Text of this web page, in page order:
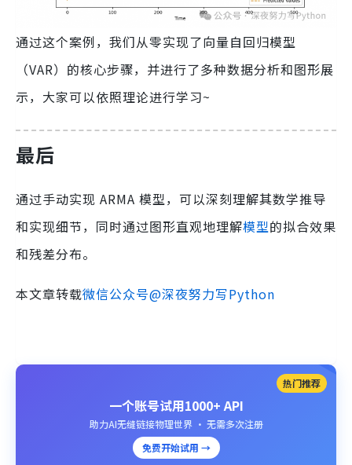
通过这个案例，我们从零实现了向量自回归模型
（VAR）的核心步骤，并进行了多种数据分析和图形展
示，大家可以依照理论进行学习~
最后
通过手动实现 ARMA 模型，可以深刻理解其数学推导
和实现细节，同时通过图形直观地理解模型的拟合效果
和残差分布。
本文章转载微信公众号@深夜努力写Python
热门推荐
一个账号试用1000+ API
助力AI无缝链接物理世界 · 无需多次注册
免费开始试用 →